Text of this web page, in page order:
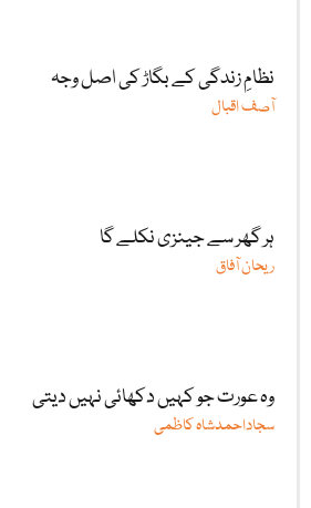
نظامِ زندگی کے بگاڑ کی اصل وجہ
آصف اقبال
ہر گھر سے جینزی نکلے گا
ریحان آفاق
وہ عورت جو کہیں دکھائی نہیں دیتی
سجاداحمدشاہ کاظمی